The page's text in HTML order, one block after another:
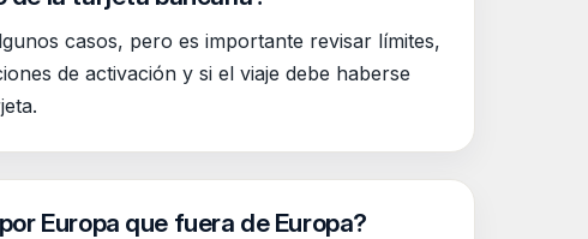
casos, pero es importante revisar límites,
de activación y si el viaje debe haberse
Europa que fuera de Europa?